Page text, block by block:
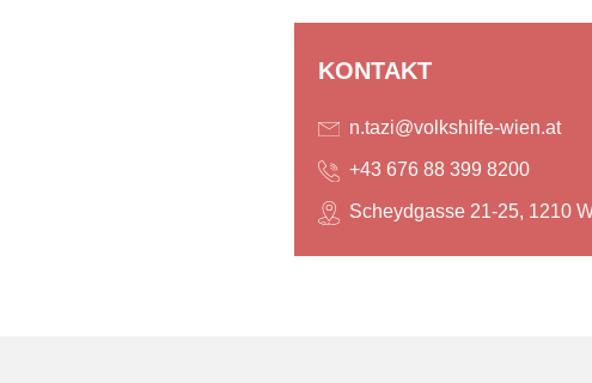
KONTAKT
n.tazi@volkshilfe-wien.at
+43 676 88 399 8200
Scheydgasse 21-25, 1210